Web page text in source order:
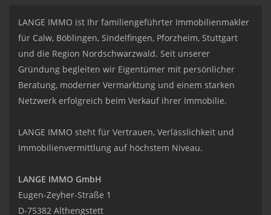
LANGE IMMO ist Ihr familiengeführter Immobilienmakler
für Calw, Böblingen, Sindelfingen, Pforzheim, Stuttgart
und die Region Nordschwarzwald. Seit unserer
Gründung begleiten wir Eigentümer mit persönlicher
Beratung, moderner Vermarktung und einem starken
Netzwerk erfolgreich beim Verkauf ihrer Immobilie.
LANGE IMMO steht für Vertrauen, Verlässlichkeit und
Immobilienvermittlung auf höchstem Niveau.
LANGE IMMO GmbH
Eugen-Zeyher-Straße 1
D-75382 Althengstett